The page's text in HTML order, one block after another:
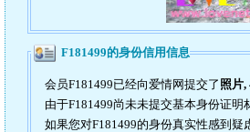
F181499的身份信用信息
会员F181499已经向爱情网提交了 照片,
由于F181499尚未未提交基本身份证
如果您对F181499的身份真实性感到